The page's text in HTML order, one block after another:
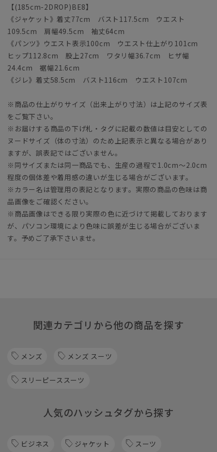
【(185cm-2DROP)BE8】
《ジャケット》着丈77cm バスト117.5cm ウエスト
109.5cm 肩幅49.5cm 袖丈64cm
《パンツ》ウエスト表示100cm ウエスト仕上がり101cm
ヒップ112.8cm 股上27cm ワタリ幅36.7cm ヒザ幅
24.4cm 裾幅21.6cm
《ジレ》着丈58.5cm バスト116cm ウエスト107cm
※商品の仕上がりサイズ（出来上がり寸法）は上記のサイズ表
をご覧下さい。
※お届けする商品の下げ札・タグに記載の数値は目安としての
ヌードサイズ（体の寸法）のため上記表示と異なる場合があり
ますが、誤表記ではございません。
※同サイズまたは同一商品でも、生産の過程で1.0cm～2.0cm
程度の個体差や着用感の違いが生じる場合がございます。
※カラー名は管理用の表記となります。実際の商品の色味は商
品画像をご確認ください。
※商品画像はできる限り実際の色に近づけて掲載しております
が、パソコン環境により色味に誤差が生じる場合がございま
す。予めご了承下さいませ。
関連カテゴリから他の商品を探す
メンズ メンズ スーツ
スリーピーススーツ
人気のハッシュタグから探す
ビジネス ジャケット スーツ